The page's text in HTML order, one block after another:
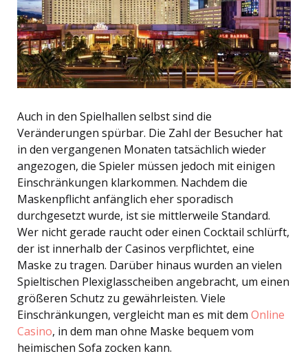
Auch in den Spielhallen selbst sind die
Veränderungen spürbar. Die Zahl der Besucher hat
in den vergangenen Monaten tatsächlich wieder
angezogen, die Spieler müssen jedoch mit einigen
Einschränkungen klarkommen. Nachdem die
Maskenpflicht anfänglich eher sporadisch
durchgesetzt wurde, ist sie mittlerweile Standard.
Wer nicht gerade raucht oder einen Cocktail schlürft,
der ist innerhalb der Casinos verpflichtet, eine
Maske zu tragen. Darüber hinaus wurden an vielen
Spieltischen Plexiglasscheiben angebracht, um einen
größeren Schutz zu gewährleisten. Viele
Einschränkungen, vergleicht man es mit dem Online
Casino, in dem man ohne Maske bequem vom
heimischen Sofa zocken kann.